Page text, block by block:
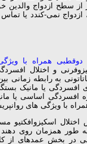
از سطح ازدواج والدین
نمی-کندد یا
دوقطبی همراه با
و اختلال
به رابطه زمانی
یا مانیک
افسردگی اساسی یا
با ویژگی­ های
اختلال اسکیزوافکتیو
طور همزمان روی
در بخش عمده­ای از